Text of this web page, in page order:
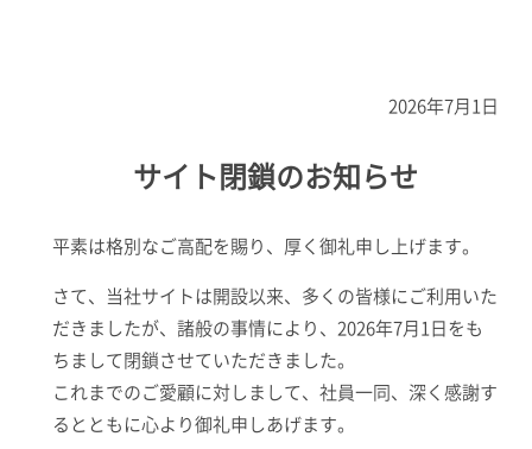
2026年7月1日
サイト閉鎖のお知らせ
平素は格別なご高配を賜り、厚く御礼申し上げます。
さて、当社サイトは開設以来、多くの皆様にご利用いた
だきましたが、諸般の事情により、2026年7月1日をも
ちまして閉鎖させていただきました。
これまでのご愛顧に対しまして、社員一同、深く感謝す
るとともに心より御礼申しあげます。